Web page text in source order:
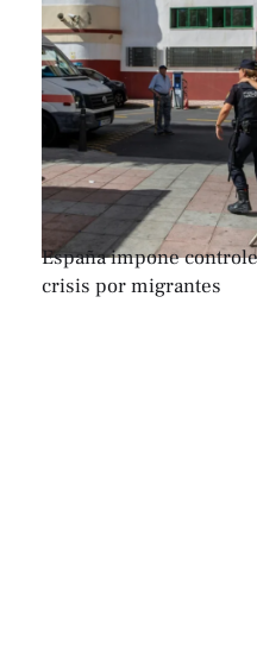
España impone
crisis por migrantes